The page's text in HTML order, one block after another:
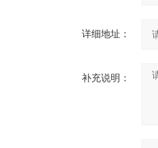
详细地址：
补充说明：